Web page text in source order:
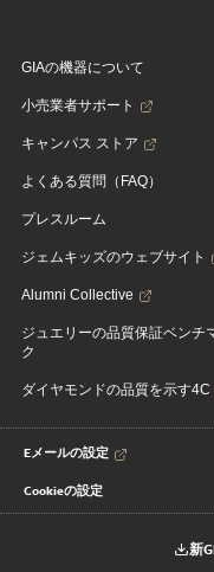
GIAの機器について
小売業者サポート
キャンパス ストア
よくある質問（FAQ）
プレスルーム
ジェムキッズのウェブサイト
Alumni Collective
ジュエリーの品質保証ベンチ
ク
ダイヤモンドの品質を示す4C
Eメールの設定
Cookieの設定
新